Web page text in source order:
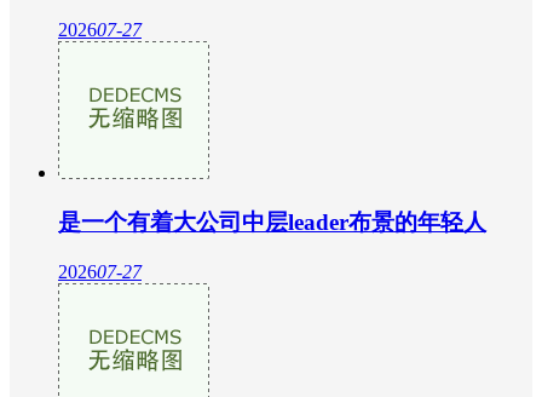
202607-27
是一个有着大公司中层leader布景的年轻人
202607-27